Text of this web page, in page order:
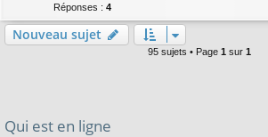
Réponses : 4
Nouveau sujet
95 sujets • Page 1 sur 1
Qui est en ligne